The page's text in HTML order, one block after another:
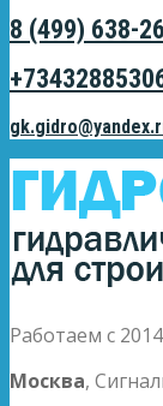
8 (499) 638-
Работаем с
Москва,